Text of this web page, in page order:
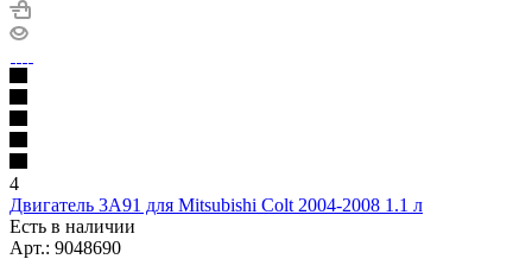
4
Двигатель 3A91 для Mitsubishi Colt 2004-2008 1.1 л
Есть в наличии
Арт.: 9048690